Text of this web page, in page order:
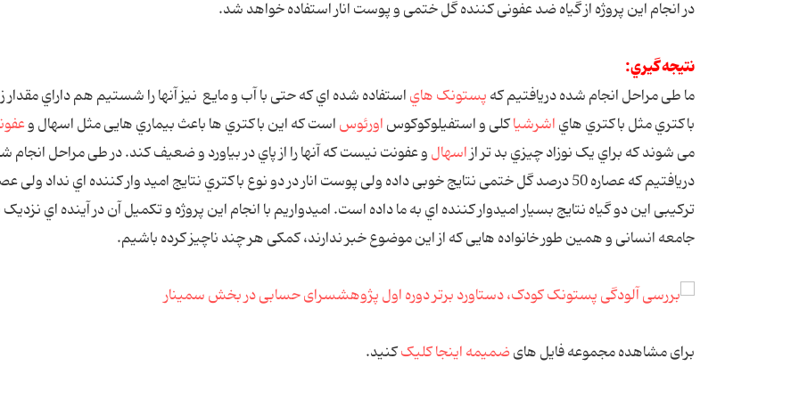
در اﻧﺠﺎم اﯾﻦ ﭘﺮوژه از ﮔﯿﺎه ﺿﺪ ﻋﻔﻮﻧﯽ ﮐﻨﻨﺪه ﮔﻞ ﺧﺘﻤﯽ و ﭘﻮﺳﺖ اﻧﺎر اﺳﺘﻔﺎده ﺧﻮاﻫﺪ ﺷﺪ.
ﻧﺘﯿﺠﻪ ﮔﯿﺮي:
ﻣﺎ ﻃﯽ ﻣﺮاﺣﻞ اﻧﺠﺎم ﺷﺪه درﯾﺎﻓﺘﯿﻢ ﮐﻪﭘﺴﺘﻮﻧﮏ ﻫﺎياﺳﺘﻔﺎده ﺷﺪه اي ﮐﻪ ﺣﺘﯽ ﺑﺎ آب و ﻣﺎﯾﻊ ﻧﯿﺰ آﻧﻬﺎ را ﺷﺴﺘﯿﻢ ﻫﻢ داراي ﻣﻘﺪار
ﺑﺎﮐﺘﺮي ﻣﺜﻞ ﺑﺎﮐﺘﺮي ﻫﺎياﺷﺮﺷﯿﺎﮐﻠﯽ و اﺳﺘﻔﯿﻠﻮﮐﻮﮐﻮساورﺋﻮساﺳﺖ ﮐﻪ اﯾﻦ ﺑﺎﮐﺘﺮي ﻫﺎ ﺑﺎﻋﺚ ﺑﯿﻤﺎري ﻫﺎﯾﯽ ﻣﺜﻞ اﺳﻬﺎل و
ﻣﯽ ﺷﻮﻧﺪ ﮐﻪ ﺑﺮاي ﯾﮏ ﻧﻮزاد ﭼﯿﺰي ﺑﺪ ﺗﺮ ازاﺳﻬﺎلو ﻋﻔﻮﻧﺖ ﻧﯿﺴﺖ ﮐﻪ آﻧﻬﺎ را از ﭘﺎي در ﺑﯿﺎورد و ﺿﻌﯿﻒ ﮐﻨﺪ. در ﻃﯽ ﻣﺮاﺣﻞ اﻧﺠﺎم
درﯾﺎﻓﺘﯿﻢ ﮐﻪ ﻋﺼﺎره 50 درﺻﺪ ﮔﻞ ﺧﺘﻤﯽ ﻧﺘﺎﯾﺞ ﺧﻮﺑﯽ داده وﻟﯽ ﭘﻮﺳﺖ اﻧﺎر در دو ﻧﻮع ﺑﺎﮐﺘﺮي ﻧﺘﺎﯾﺞ اﻣﯿﺪ وار ﮐﻨﻨﺪه اي ﻧﺪاد وﻟﯽ
ﺗﺮﮐﯿﺒﯽ اﯾﻦ دو ﮔﯿﺎه ﻧﺘﺎﯾﺞ ﺑﺴﯿﺎر اﻣﯿﺪوار ﮐﻨﻨﺪه اي ﺑﻪ ﻣﺎ داده اﺳﺖ. اﻣﯿﺪوارﯾﻢ ﺑﺎ اﻧﺠﺎم اﯾﻦ ﭘﺮوژه و ﺗﮑﻤﯿﻞ آن در آﯾﻨﺪه اي ﻧﺰدﯾﮏ
ﺟﺎﻣﻌﻪ اﻧﺴﺎﻧﯽ و ﻫﻤﯿﻦ ﻃﻮر ﺧﺎﻧﻮاده ﻫﺎﯾﯽ ﮐﻪ از اﯾﻦ ﻣﻮﺿﻮع ﺧﺒﺮ ﻧﺪارﻧﺪ، ﮐﻤﮑﯽ ﻫﺮ ﭼﻨﺪ ﻧﺎﭼﯿﺰ ﮐﺮده ﺑﺎﺷﯿﻢ.
برای مشاهده مجموعه فایل هایضمیمه اینجا کلیککنید.